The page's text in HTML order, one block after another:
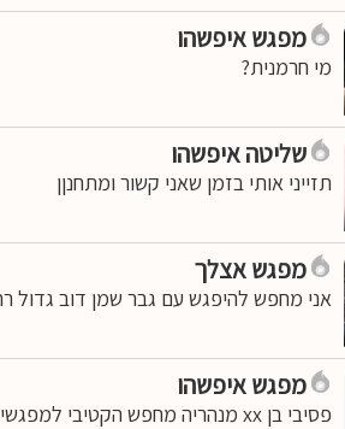
מפגש איפשהו
מי חרמנית?
שליטה איפשהו
תזייני אותי בזמן שאני קשור ומתחנןן
מפגש אצלך
אני מחפש להיפגש עם גבר שמן דוב
מפגש איפשהו
פסיבי בן xx מנהריה מחפש הקטיבי למפגשים